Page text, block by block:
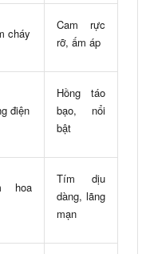
cháy
Cam rực
rỡ, ấm áp
điện
Hồng táo
bạo, nổi
bật
hoa
Tím dịu
dàng, lãng
mạn